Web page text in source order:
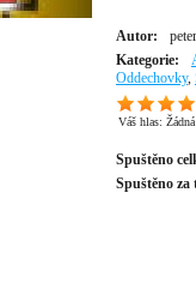
Autor:
Kategorie:
Oddechovky,
Váš hlas: Žádná
Spuštěno
Spuštěno za